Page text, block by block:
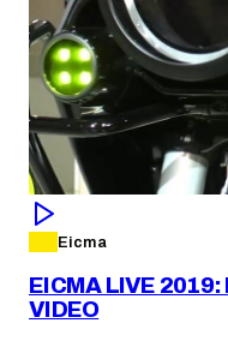
Eicma
EICMA LIVE
VIDEO